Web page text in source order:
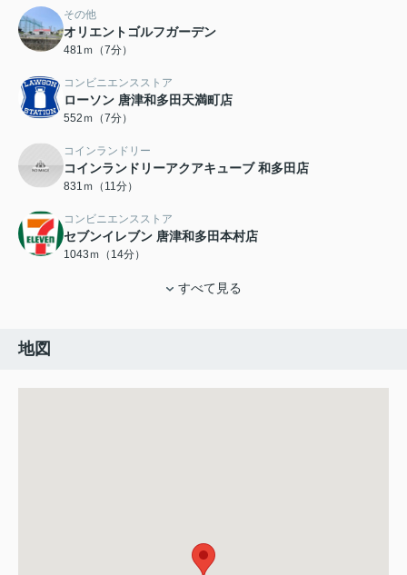
その他
オリエントゴルフガーデン
481ｍ（7分）
コンビニエンスストア
ローソン 唐津和多田天満町店
552ｍ（7分）
コインランドリー
コインランドリーアクアキューブ 和多田店
831ｍ（11分）
コンビニエンスストア
セブンイレブン 唐津和多田本村店
1043ｍ（14分）
すべて見る
地図